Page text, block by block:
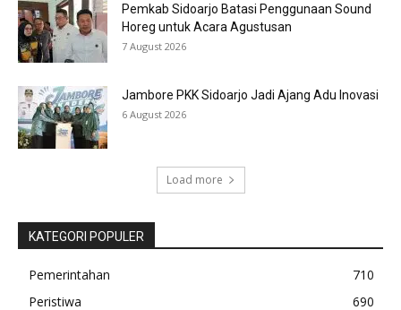
Pemkab Sidoarjo Batasi Penggunaan Sound
Horeg untuk Acara Agustusan
7 August 2026
Jambore PKK Sidoarjo Jadi Ajang Adu Inovasi
6 August 2026
Load more
KATEGORI POPULER
Pemerintahan
710
Peristiwa
690